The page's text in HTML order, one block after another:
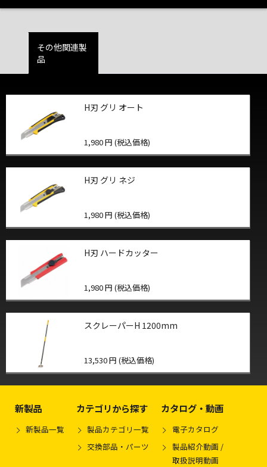
その他関連製
品
H刃 グリ オート
1,980 円 (税込価格)
H刃 グリ ネジ
1,980 円 (税込価格)
H刃 ハードカッター
1,980 円 (税込価格)
スクレーパーH 1200mm
13,530 円 (税込価格)
新製品
新製品一覧
カテゴリから探す
製品カテゴリ一覧
交換部品・パーツ
カタログ・動画
電子カタログ
製品紹介動画 /
取扱説明動画